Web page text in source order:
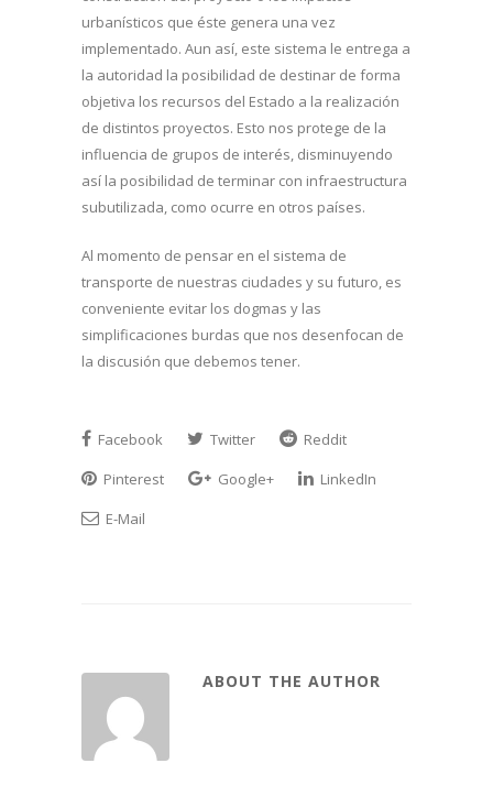
urbanísticos que éste genera una vez
implementado. Aun así, este sistema le entrega a
la autoridad la posibilidad de destinar de forma
objetiva los recursos del Estado a la realización
de distintos proyectos. Esto nos protege de la
influencia de grupos de interés, disminuyendo
así la posibilidad de terminar con infraestructura
subutilizada, como ocurre en otros países.
Al momento de pensar en el sistema de
transporte de nuestras ciudades y su futuro, es
conveniente evitar los dogmas y las
simplificaciones burdas que nos desenfocan de
la discusión que debemos tener.
Facebook Twitter
Reddit
Pinterest
Google+
LinkedIn
E-Mail
ABOUT THE AUTHOR